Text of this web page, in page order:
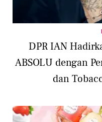
DPR IAN
ABSOLU dengan
dan